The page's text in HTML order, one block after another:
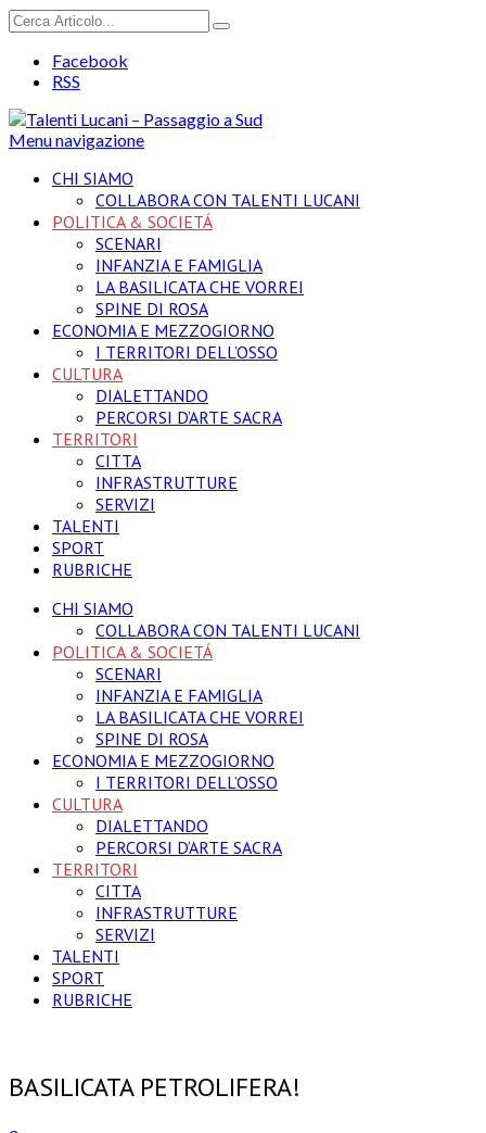
Facebook
RSS
Menu navigazione
CHI SIAMO
COLLABORA CON TALENTI LUCANI
POLITICA & SOCIETÁ
SCENARI
INFANZIA E FAMIGLIA
LA BASILICATA CHE VORREI
SPINE DI ROSA
ECONOMIA E MEZZOGIORNO
I TERRITORI DELL’OSSO
CULTURA
DIALETTANDO
PERCORSI D’ARTE SACRA
TERRITORI
CITTA
INFRASTRUTTURE
SERVIZI
TALENTI
SPORT
RUBRICHE
CHI SIAMO
COLLABORA CON TALENTI LUCANI
POLITICA & SOCIETÁ
SCENARI
INFANZIA E FAMIGLIA
LA BASILICATA CHE VORREI
SPINE DI ROSA
ECONOMIA E MEZZOGIORNO
I TERRITORI DELL’OSSO
CULTURA
DIALETTANDO
PERCORSI D’ARTE SACRA
TERRITORI
CITTA
INFRASTRUTTURE
SERVIZI
TALENTI
SPORT
RUBRICHE
BASILICATA PETROLIFERA!